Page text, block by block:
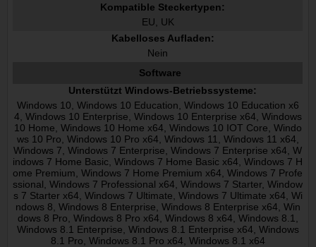
Kompatible Steckertypen:
EU, UK
Kabelloses Aufladen:
Nein
Software
Unterstützt Windows-Betriebssysteme:
Windows 10, Windows 10 Education, Windows 10 Education x6
4, Windows 10 Enterprise, Windows 10 Enterprise x64, Windows
10 Home, Windows 10 Home x64, Windows 10 IOT Core, Windo
ws 10 Pro, Windows 10 Pro x64, Windows 11, Windows 11 x64,
Windows 7, Windows 7 Enterprise, Windows 7 Enterprise x64, W
indows 7 Home Basic, Windows 7 Home Basic x64, Windows 7 H
ome Premium, Windows 7 Home Premium x64, Windows 7 Profe
ssional, Windows 7 Professional x64, Windows 7 Starter, Window
s 7 Starter x64, Windows 7 Ultimate, Windows 7 Ultimate x64, Wi
ndows 8, Windows 8 Enterprise, Windows 8 Enterprise x64, Win
dows 8 Pro, Windows 8 Pro x64, Windows 8 x64, Windows 8.1,
Windows 8.1 Enterprise, Windows 8.1 Enterprise x64, Windows
8.1 Pro, Windows 8.1 Pro x64, Windows 8.1 x64